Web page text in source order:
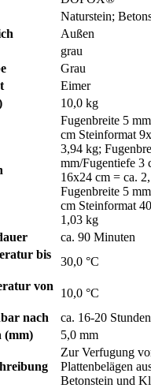
Naturstein;
Außen
grau
Grau
Eimer
10,0 kg
Fugenbreite 5
cm Steinformat
3,94 kg;
mm/Fugentiefe 3
16x24 cm = ca.
Fugenbreite 5
cm Steinformat
1,03 kg
ca. 90 Minuten
bis
30,0 °C
von
10,0 °C
nach
ca. 16-20 Stunden
(mm)
5,0 mm
Zur Verfugung
Plattenbelägen
Betonstein und